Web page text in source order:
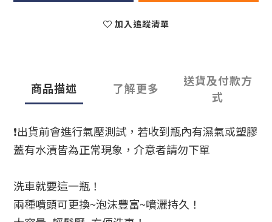
加入追蹤清單
商品描述 了解更多
送貨及付款方
式
❗出貨前會進行氣壓測試，若收到瓶內有濕氣或塑膠
蓋有水漬皆為正常現象，介意者請勿下單
洗車就要這一瓶！
兩種噴頭可更換~泡沫豐富~噴灑持久！